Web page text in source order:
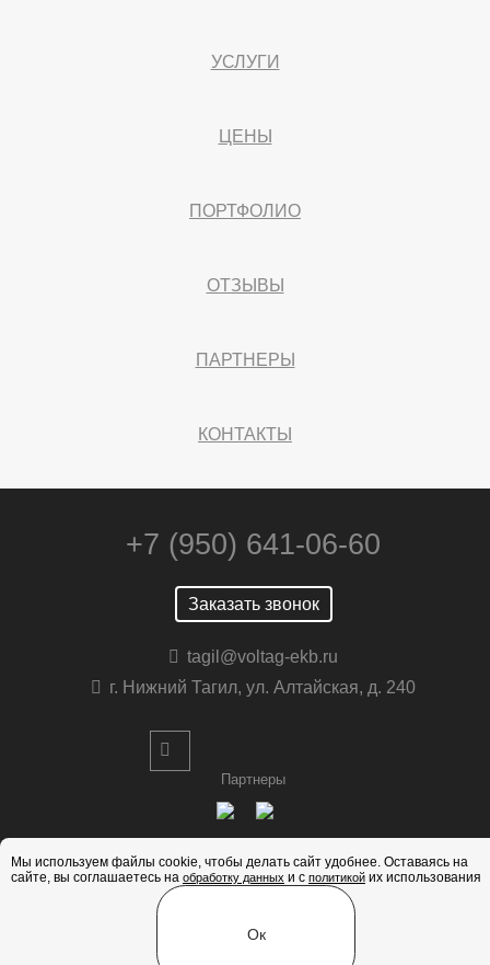
УСЛУГИ
ЦЕНЫ
ПОРТФОЛИО
ОТЗЫВЫ
ПАРТНЕРЫ
КОНТАКТЫ
+7 (950) 641-06-60
Заказать звонок
tagil@voltag-ekb.ru
г. Нижний Тагил, ул. Алтайская, д. 240
Партнеры
2026 © Все права защищены
Разработка и продвижение
Мы используем файлы cookie, чтобы делать сайт удобнее. Оставаясь на
сайте, вы соглашаетесь на обработку данных и с политикой их использования
Ок